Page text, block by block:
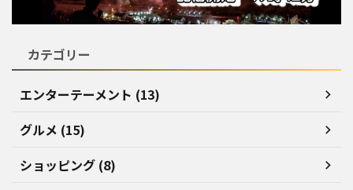
カテゴリー
エンターテーメント (13)
グルメ (15)
ショッピング (8)